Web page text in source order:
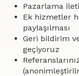
Pazarlama
Ek hizmetler
paylaşılması
Geri bildirim
geçiyoruz